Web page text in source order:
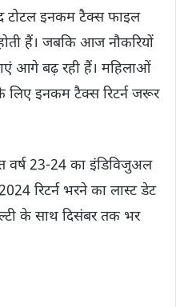
टोटल इनकम टैक्स फाइल
हैं। जबकि आज नौकरियों
आगे बढ़ रही हैं। महिलाओं
इनकम टैक्स रिटर्न जरूर
वर्ष 23-24 का इंडिविजुअल
रिटर्न भरने का लास्ट डेट
के साथ दिसंबर तक भर